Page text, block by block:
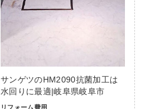
サンゲツのHM2090抗菌加工は
水回りに最適|岐阜県岐阜市
リフォーム費用